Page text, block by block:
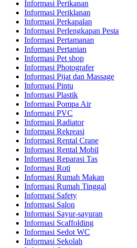
Informasi Perikanan
Informasi Periklanan
Informasi Perkapalan
Informasi Perlengkapan Pesta
Informasi Pertamanan
Informasi Pertanian
Informasi Pet shop
Informasi Photografer
Informasi Pijat dan Massage
Informasi Pintu
Informasi Plastik
Informasi Pompa Air
Informasi PVC
Informasi Radiator
Informasi Rekreasi
Informasi Rental Crane
Informasi Rental Mobil
Informasi Reparasi Tas
Informasi Roti
Informasi Rumah Makan
Informasi Rumah Tinggal
Informasi Safety
Informasi Salon
Informasi Sayur-sayuran
Informasi Scaffolding
Informasi Sedot WC
Informasi Sekolah